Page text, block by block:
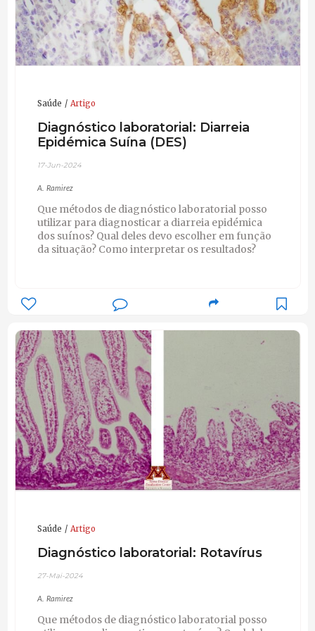
Actualidad)
Grant Reviewer for Public Health proposals (2008 –
Actualidad)
Saúde Artigo
Diagnóstico laboratorial: Diarreia
Epidémica Suína (DES)
17-Jun-2024
A. Ramirez
Que métodos de diagnóstico laboratorial posso
utilizar para diagnosticar a diarreia epidémica
dos suínos? Qual deles devo escolher em função
da situação? Como interpretar os resultados?
Saúde Artigo
Diagnóstico laboratorial: Rotavírus
27-Mai-2024
A. Ramirez
Que métodos de diagnóstico laboratorial posso